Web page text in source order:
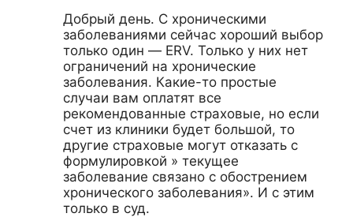
Добрый день. С хроническими
заболеваниями сейчас хороший выбор
только один — ERV. Только у них нет
ограничений на хронические
заболевания. Какие-то простые
случаи вам оплатят все
рекомендованные страховые, но если
счет из клиники будет большой, то
другие страховые могут отказать с
формулировкой » текущее
заболевание связано с обострением
хронического заболевания». И с этим
только в суд.